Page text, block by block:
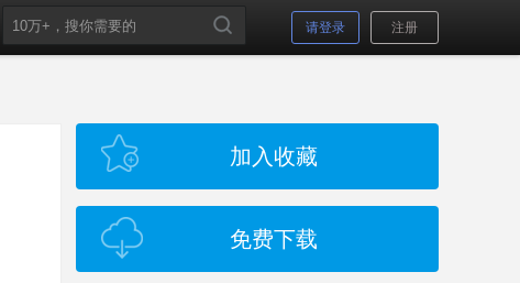
注册
请登录
加入收藏
免费下载